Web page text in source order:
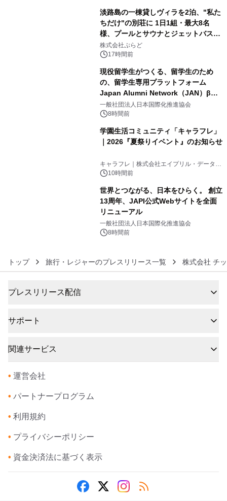
淡路島の一棟貸しヴィラを2泊、"私た
ちだけ"の別荘に 1日1組・最大8名
様、プールとサウナとジェットバス付
きで Villa Mon Temps AWAJIの連泊
素泊りプラン
株式会社ぷらど
17時間前
現役留学生がつくる、留学生のため
の、留学生専用プラットフォーム
Japan Alumni Network（JAN）β版
をリリース
一般社団法人日本国際化推進協会
8時間前
学園生活コミュニティ「キャラフレ」
｜2026『夏祭りイベント』のお知らせ
キャラフレ｜株式会社エイプリル・データ・
デザインズ
10時間前
世界とつながる、日本をひらく。 創立
13周年、JAPI公式Webサイトを全面
リニューアル
一般社団法人日本国際化推進協会
8時間前
トップ 旅行・レジャーのプレスリリース一覧 株式会社 チ
プレスリリース配信
サポート
関連サービス
• 運営会社
• パートナープログラム
• 利用規約
• プライバシーポリシー
• 資金決済法に基づく表示